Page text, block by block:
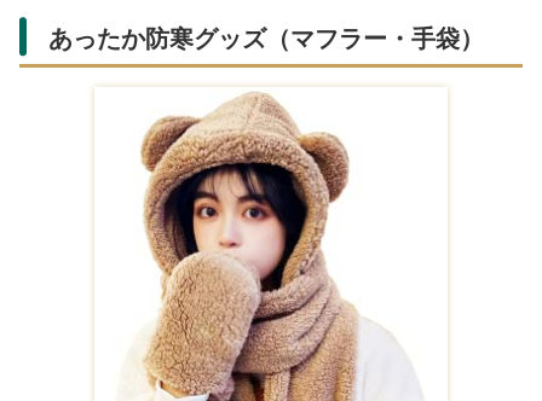
あったか防寒グッズ（マフラー・手袋）